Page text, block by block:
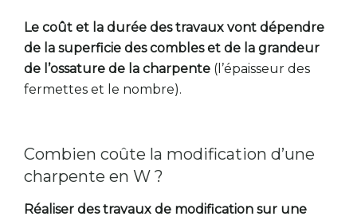
Le coût et la durée des travaux vont dépendre
de la superficie des combles et de la grandeur
de l’ossature de la charpente (l’épaisseur des
fermettes et le nombre).
Combien coûte la modification d’une
charpente en W ?
Réaliser des travaux de modification sur une